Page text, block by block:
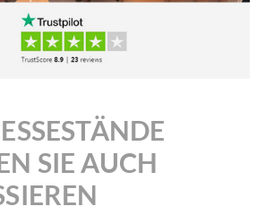
SIE AUCH